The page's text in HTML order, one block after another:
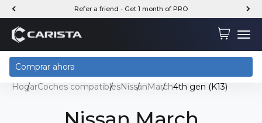
Ir al contenido
Refer a friend - Get 1 month of PRO
Menú
Carista Carrito
Comprar ahora
HogarCoches compatiblesNissanMarch4th gen (K13)